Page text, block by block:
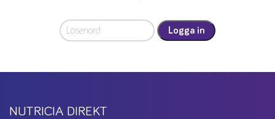
Logga in
NUTRICIA DIREKT